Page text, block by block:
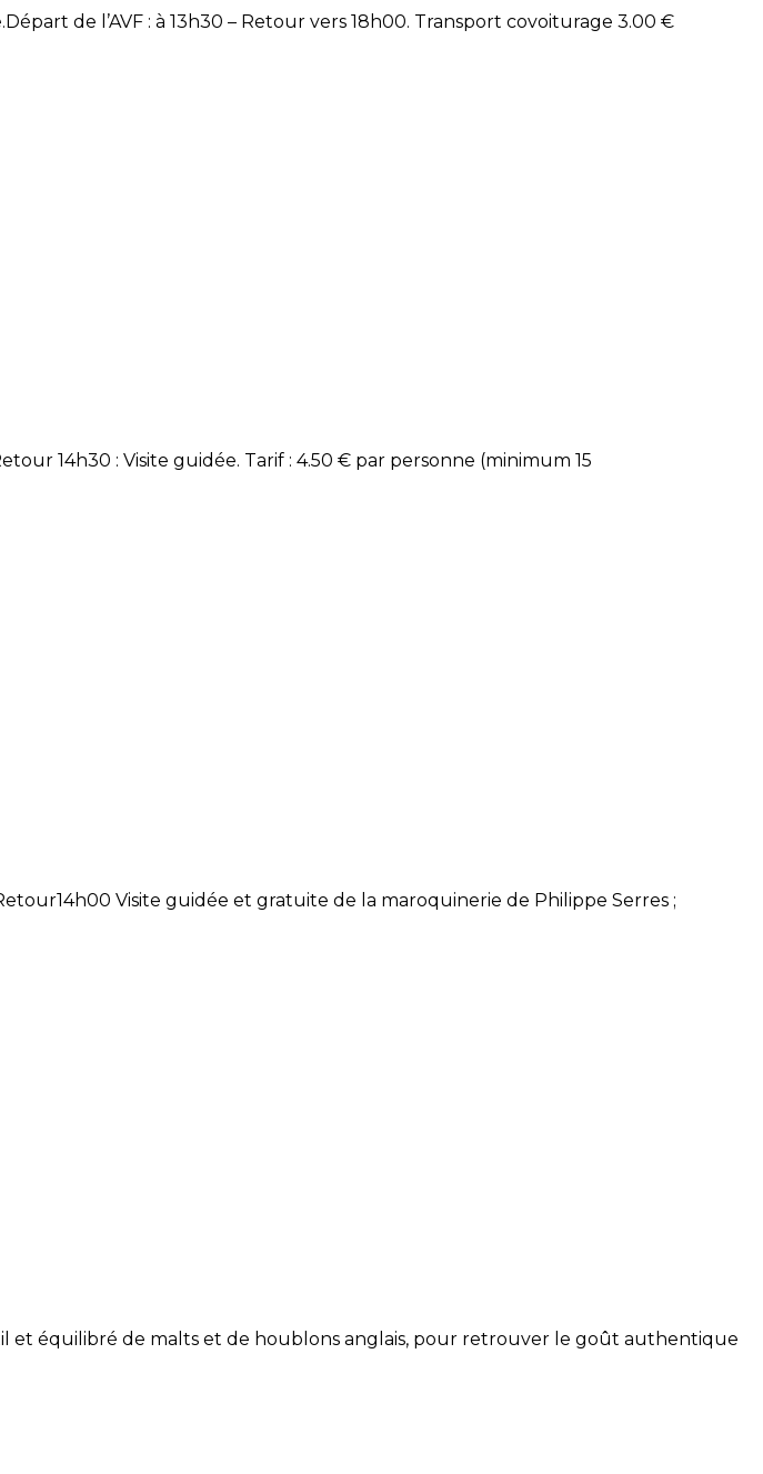
de l’AVF : à 13h30 – Retour vers 18h00. Transport covoiturage 3.00 €
14h30 : Visite guidée. Tarif : 4.50 € par personne (minimum 15
Visite guidée et gratuite de la maroquinerie de Philippe Serres ;
et équilibré de malts et de houblons anglais, pour retrouver le goût authentique